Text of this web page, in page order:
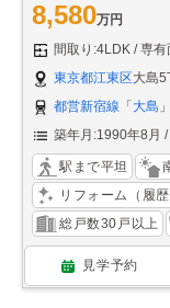
8,580万円
間取り:4LDK
専有
東京都江東区大島5
都営新宿線 「 大島
築年月:1990年8月
駅まで平坦
リフォーム（履歴
総戸数30戸以上
見学予約